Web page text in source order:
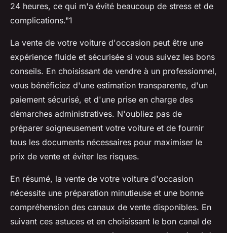
24 heures, ce qui m'a évité beaucoup de stress et de
complications."1
La vente de votre voiture d'occasion peut être une
expérience fluide et sécurisée si vous suivez les bons
conseils. En choisissant de vendre à un professionnel,
vous bénéficiez d'une estimation transparente, d'un
paiement sécurisé, et d'une prise en charge des
démarches administratives. N'oubliez pas de
préparer soigneusement votre voiture et de fournir
tous les documents nécessaires pour maximiser le
prix de vente et éviter les risques.
En résumé, la vente de votre voiture d'occasion
nécessite une préparation minutieuse et une bonne
compréhension des canaux de vente disponibles. En
suivant ces astuces et en choisissant le bon canal de